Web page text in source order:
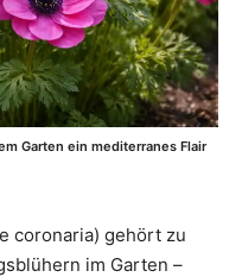
Garten ein mediterranes Flair
coronaria) gehört zu
im Garten –